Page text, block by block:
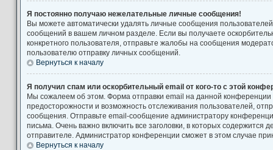
Я постоянно получаю нежелательные личные сообщения!
Вы можете автоматически удалять личные сообщения
сообщений в вашем личном разделе. Если вы получаете
конкретного пользователя, отправьте жалобы на сообщения
пользователю отправку личных сообщений.
Вернуться к началу
Я получил спам или оскорбительный email от кого-то с этой
Мы сожалеем об этом. Форма отправки email на данной
предосторожности и возможность отслеживания пользователей,
сообщения. Отправьте email-сообщение администратору
письма. Очень важно включить все заголовки, в которых содержится
отправителе. Администратор конференции сможет в этом случае
Вернуться к началу